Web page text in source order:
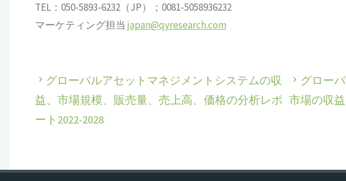
TEL：050-5893-6232（JP）；0081-5058936232
マーケティング担当 japan@qyresearch.com
グローバルアセットマネジメントシステムの収
益、市場規模、販売量、売上高、価格の分析レポ
ート2022-2028
グロー
市場の収